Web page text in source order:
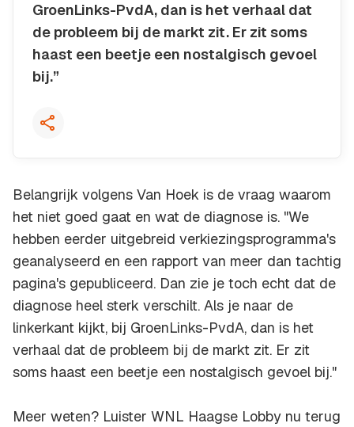
GroenLinks-PvdA, dan is het verhaal dat
de probleem bij de markt zit. Er zit soms
haast een beetje een nostalgisch gevoel
bij.”
Belangrijk volgens Van Hoek is de vraag waarom
het niet goed gaat en wat de diagnose is. "We
hebben eerder uitgebreid verkiezingsprogramma's
geanalyseerd en een rapport van meer dan tachtig
pagina's gepubliceerd. Dan zie je toch echt dat de
diagnose heel sterk verschilt. Als je naar de
linkerkant kijkt, bij GroenLinks-PvdA, dan is het
verhaal dat de probleem bij de markt zit. Er zit
soms haast een beetje een nostalgisch gevoel bij."
Meer weten? Luister WNL Haagse Lobby nu terug